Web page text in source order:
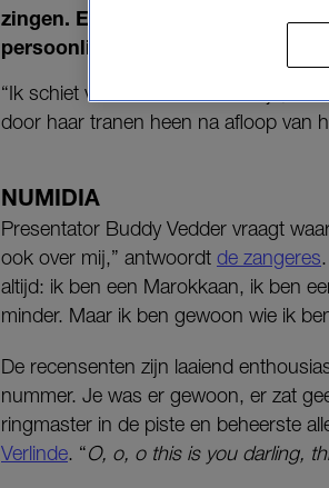
zingen. Een echte
showstopper
persoonlijk raakt.
“Ik schiet vol. Ik vond het moeilijk,
door haar tranen heen na afloop van
NUMIDIA
Presentator Buddy Vedder vraagt
ook over mij,” antwoordt de zangeres
altijd: ik ben een Marokkaan, ik ben
minder. Maar ik ben gewoon wie ik
De recensenten zijn laaiend
nummer. Je was er gewoon, er zat
ringmaster in de piste en beheerste
Verlinde. “O, o, o this is you darling,